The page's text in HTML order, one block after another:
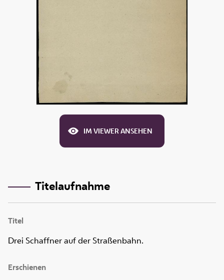
IM VIEWER ANSEHEN
Titelaufnahme
Titel
Drei Schaffner auf der Straßenbahn.
Erschienen